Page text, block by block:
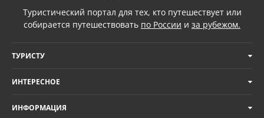
Туристический портал для тех, кто путешествует или
собирается путешествовать по России и за рубежом.
ТУРИСТУ
ИНТЕРЕСНОЕ
ИНФОРМАЦИЯ